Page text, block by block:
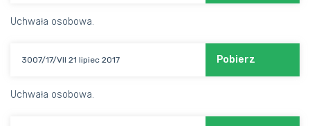
Uchwała osobowa.
3007/17/VII 21 lipiec 2017 Pobierz
Uchwała osobowa.